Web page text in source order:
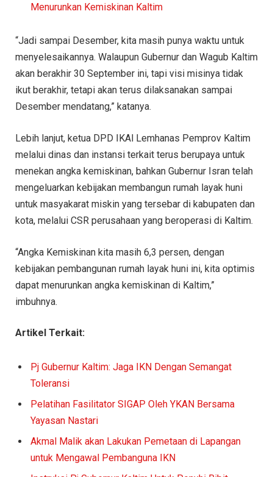
Menurunkan Kemiskinan Kaltim
“Jadi sampai Desember, kita masih punya waktu untuk
menyelesaikannya. Walaupun Gubernur dan Wagub Kaltim
akan berakhir 30 September ini, tapi visi misinya tidak
ikut berakhir, tetapi akan terus dilaksanakan sampai
Desember mendatang,” katanya.
Lebih lanjut, ketua DPD IKAl Lemhanas Pemprov Kaltim
melalui dinas dan instansi terkait terus berupaya untuk
menekan angka kemiskinan, bahkan Gubernur Isran telah
mengeluarkan kebijakan membangun rumah layak huni
untuk masyakarat miskin yang tersebar di kabupaten dan
kota, melalui CSR perusahaan yang beroperasi di Kaltim.
“Angka Kemiskinan kita masih 6,3 persen, dengan
kebijakan pembangunan rumah layak huni ini, kita optimis
dapat menurunkan angka kemiskinan di Kaltim,”
imbuhnya.
Artikel Terkait:
Pj Gubernur Kaltim: Jaga IKN Dengan Semangat
Toleransi
Pelatihan Fasilitator SIGAP Oleh YKAN Bersama
Yayasan Nastari
Akmal Malik akan Lakukan Pemetaan di Lapangan
untuk Mengawal Pembanguna IKN